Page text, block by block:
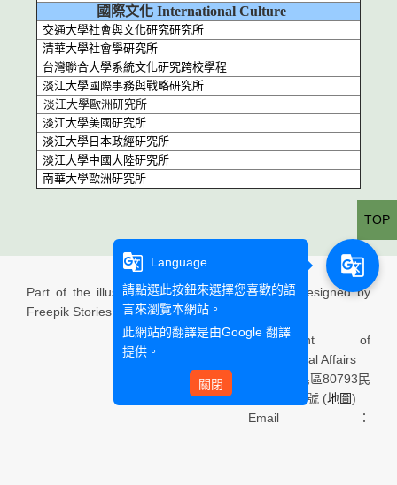
國際文化 International Culture
交通大學社會與文化研究研究所
清華大學社會學研究所
台灣聯合大學系統文化研究跨校學程
淡江大學國際事務與戰略研究所
淡江大學歐洲研究所
淡江大學美國研究所
淡江大學日本政經研究所
淡江大學中國大陸研究所
南華大學歐洲研究所
Part of the illustration used in this website is designed by
Freepik Stories.
Department of
International Affairs
高雄市三民區80793民
族一路900號 (地圖)
Email：
TOP
g_translate
Language
請點選此按鈕來選擇您喜歡的語
言來瀏覽本網站。
此網站的翻譯是由Google 翻譯
提供。
關閉
g_translate